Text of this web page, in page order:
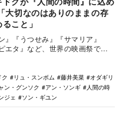
大切なのはありのままの存
こと」
』『うつせみ』『サマリア』
エタ』など、世界の映画祭で
輝く作品を送り出してきた映画
キム・ギ…
ク
リュ・スンボム 藤井美菜
オダギリ
ン・グンソク アン・ソンギ
人間の時
ジェ ソン・ギユン